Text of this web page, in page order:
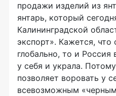
продажи изделий из
янтарь, который
Калининградской
экспорт». Кажется, что
глобально, то и Россия
у себя и украла.
позволяет воровать у
всевозможным